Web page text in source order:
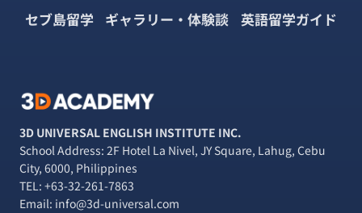
セブ島留学 ギャラリー・体験談 英語留学ガイド
3D UNIVERSAL ENGLISH INSTITUTE INC.
School Address: 2F Hotel La Nivel, JY Square, Lahug, Cebu
City, 6000, Philippines
TEL: +63-32-261-7863
Email: info@3d-universal.com